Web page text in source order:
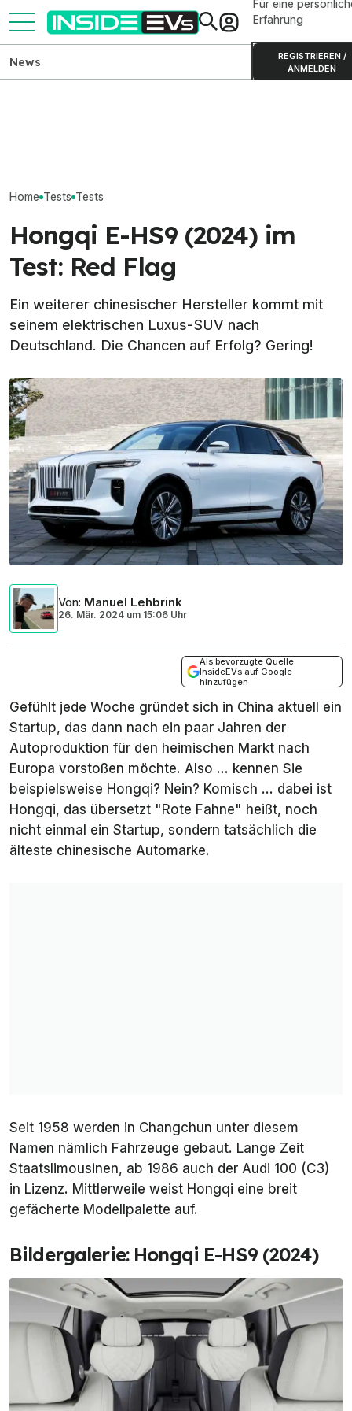
Für eine
Erfahrung
REGISTRIEREN /
ANMELDEN
News
Home Tests Tests
Hongqi E-HS9 (2024) im
Test: Red Flag
Ein weiterer chinesischer Hersteller kommt mit
seinem elektrischen Luxus-SUV nach
Deutschland. Die Chancen auf Erfolg? Gering!
Von: Manuel Lehbrink
26. Mär. 2024 um 15:06 Uhr
Als bevorzugte Quelle
InsideEVs auf Google
hinzufügen
Gefühlt jede Woche gründet sich in China aktuell ein
Startup, das dann nach ein paar Jahren der
Autoproduktion für den heimischen Markt nach
Europa vorstoßen möchte. Also ... kennen Sie
beispielsweise Hongqi? Nein? Komisch ... dabei ist
Hongqi, das übersetzt "Rote Fahne" heißt, noch
nicht einmal ein Startup, sondern tatsächlich die
älteste chinesische Automarke.
Seit 1958 werden in Changchun unter diesem
Namen nämlich Fahrzeuge gebaut. Lange Zeit
Staatslimousinen, ab 1986 auch der Audi 100 (C3)
in Lizenz. Mittlerweile weist Hongqi eine breit
gefächerte Modellpalette auf.
Bildergalerie: Hongqi E-HS9 (2024)